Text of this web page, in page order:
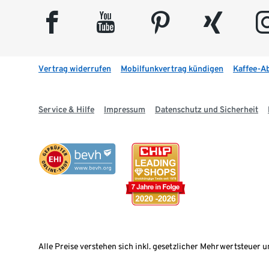
facebook youtube pinterest xing
Vertrag widerrufen Mobilfunkvertrag kündigen Kaffee-
Service & Hilfe Impressum Datenschutz und Sicherheit
Alle Preise verstehen sich inkl. gesetzlicher Mehrwertsteuer